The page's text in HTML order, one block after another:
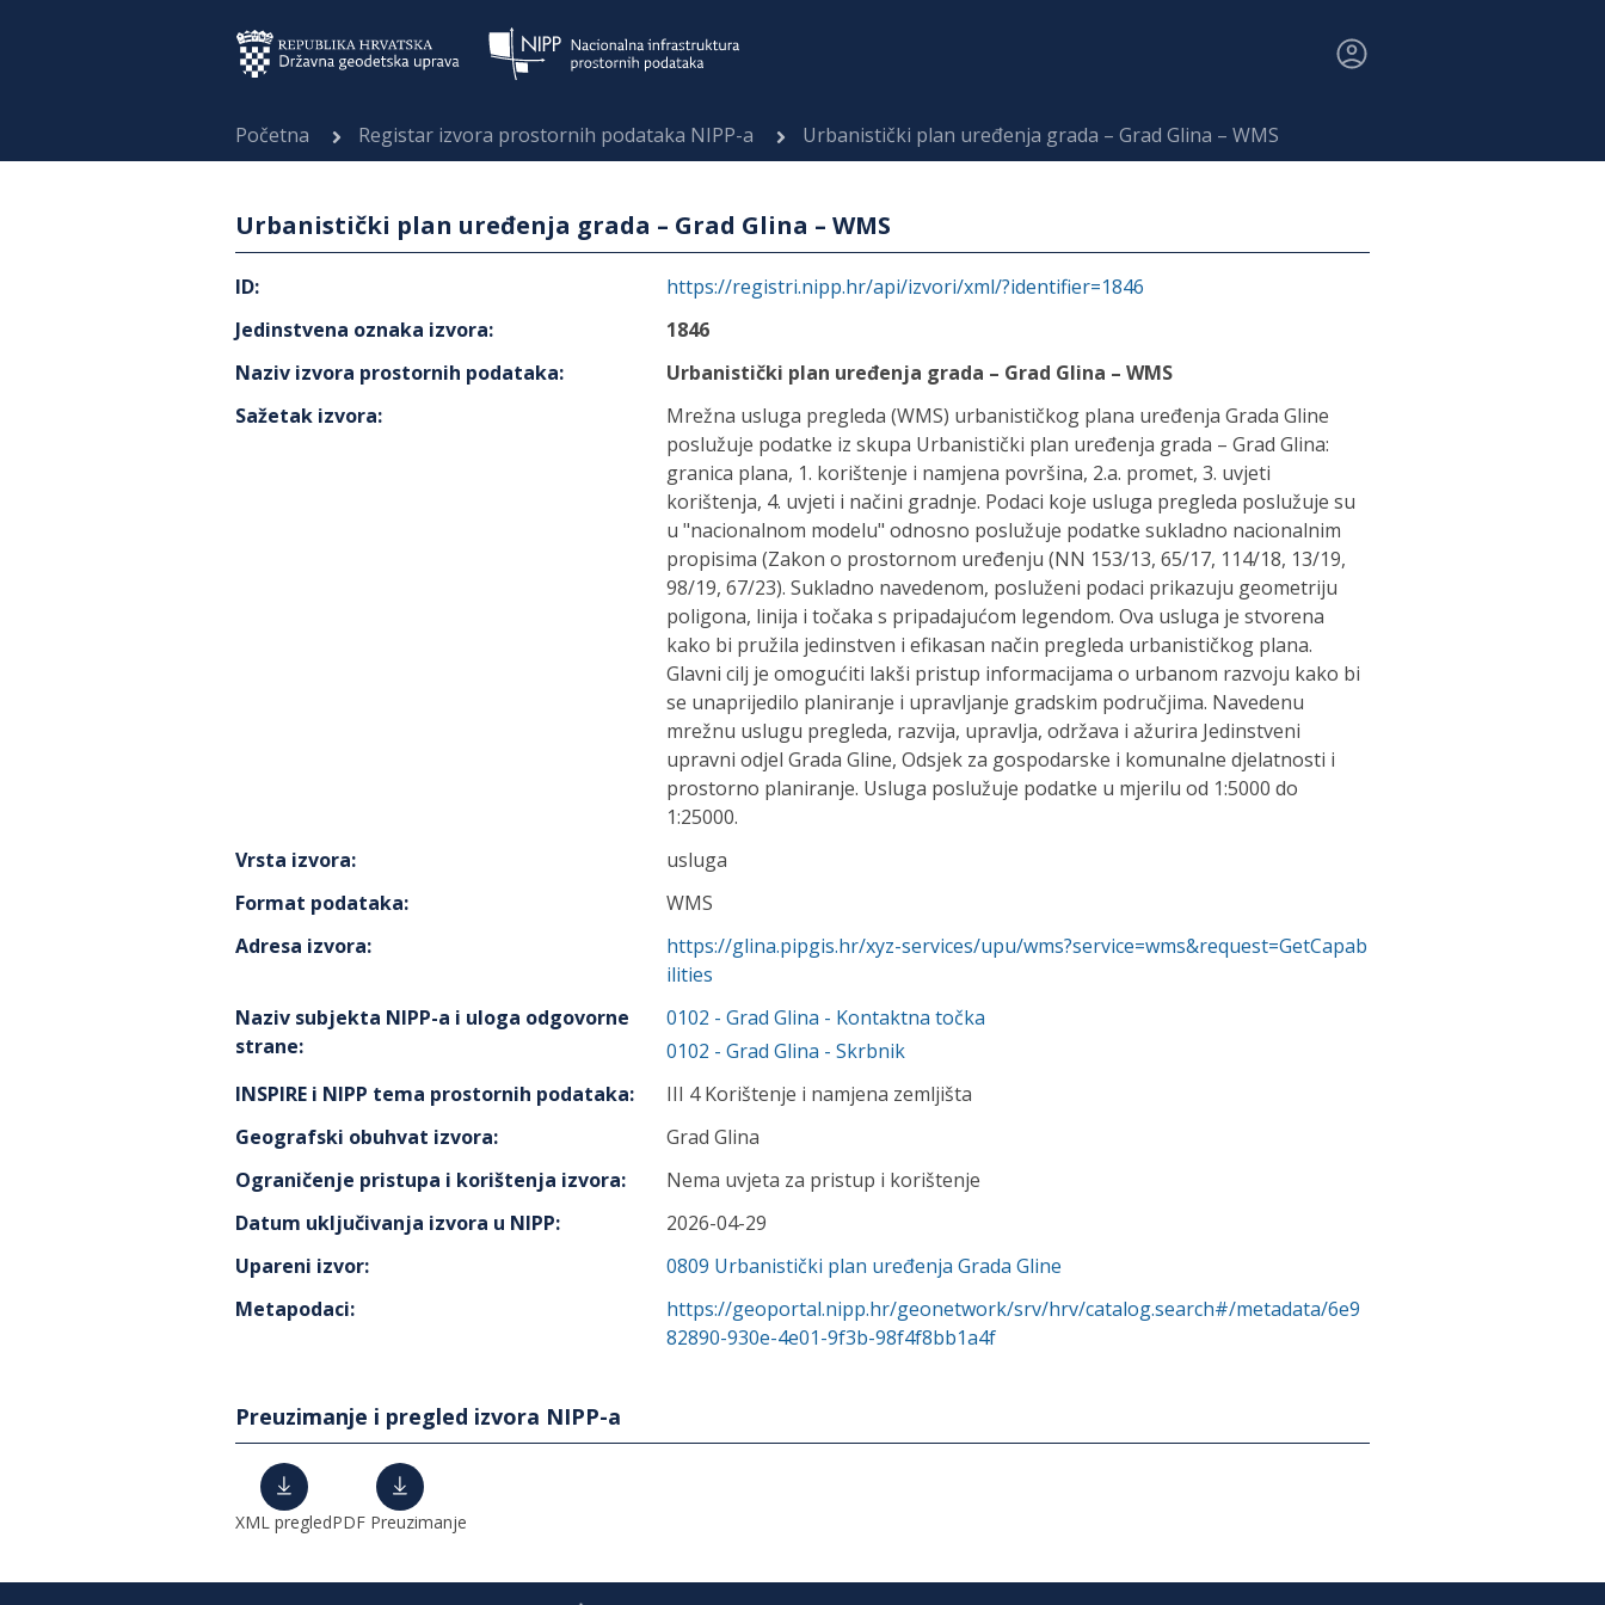
Početna Registar izvora prostornih podataka NIPP-a Urbanistički plan uređenja grada – Grad Glina – WMS
Urbanistički plan uređenja grada – Grad Glina – WMS
ID:
https://registri.nipp.hr/api/izvori/xml/?identifier=1846
Jedinstvena oznaka izvora:
1846
Naziv izvora prostornih podataka:
Urbanistički plan uređenja grada – Grad Glina – WMS
Sažetak izvora:
Mrežna usluga pregleda (WMS) urbanističkog plana uređenja Grada Gline
poslužuje podatke iz skupa Urbanistički plan uređenja grada – Grad Glina:
granica plana, 1. korištenje i namjena površina, 2.a. promet, 3. uvjeti
korištenja, 4. uvjeti i načini gradnje. Podaci koje usluga pregleda poslužuje su
u "nacionalnom modelu" odnosno poslužuje podatke sukladno nacionalnim
propisima (Zakon o prostornom uređenju (NN 153/13, 65/17, 114/18, 13/19,
98/19, 67/23). Sukladno navedenom, posluženi podaci prikazuju geometriju
poligona, linija i točaka s pripadajućom legendom. Ova usluga je stvorena
kako bi pružila jedinstven i efikasan način pregleda urbanističkog plana.
Glavni cilj je omogućiti lakši pristup informacijama o urbanom razvoju kako bi
se unaprijedilo planiranje i upravljanje gradskim područjima. Navedenu
mrežnu uslugu pregleda, razvija, upravlja, održava i ažurira Jedinstveni
upravni odjel Grada Gline, Odsjek za gospodarske i komunalne djelatnosti i
prostorno planiranje. Usluga poslužuje podatke u mjerilu od 1:5000 do
1:25000.
Vrsta izvora:
usluga
Format podataka:
WMS
Adresa izvora:
https://glina.pipgis.hr/xyz-services/upu/wms?service=wms&request=GetCapab
ilities
Naziv subjekta NIPP-a i uloga odgovorne
strane:
0102 - Grad Glina - Kontaktna točka
0102 - Grad Glina - Skrbnik
INSPIRE i NIPP tema prostornih podataka:
III 4 Korištenje i namjena zemljišta
Geografski obuhvat izvora:
Grad Glina
Ograničenje pristupa i korištenja izvora:
Nema uvjeta za pristup i korištenje
Datum uključivanja izvora u NIPP:
2026-04-29
Upareni izvor: 0809 Urbanistički plan uređenja Grada Gline
Metapodaci:
https://geoportal.nipp.hr/geonetwork/srv/hrv/catalog.search#/metadata/6e9
82890-930e-4e01-9f3b-98f4f8bb1a4f
Preuzimanje i pregled izvora NIPP-a
XML pregledPDF Preuzimanje